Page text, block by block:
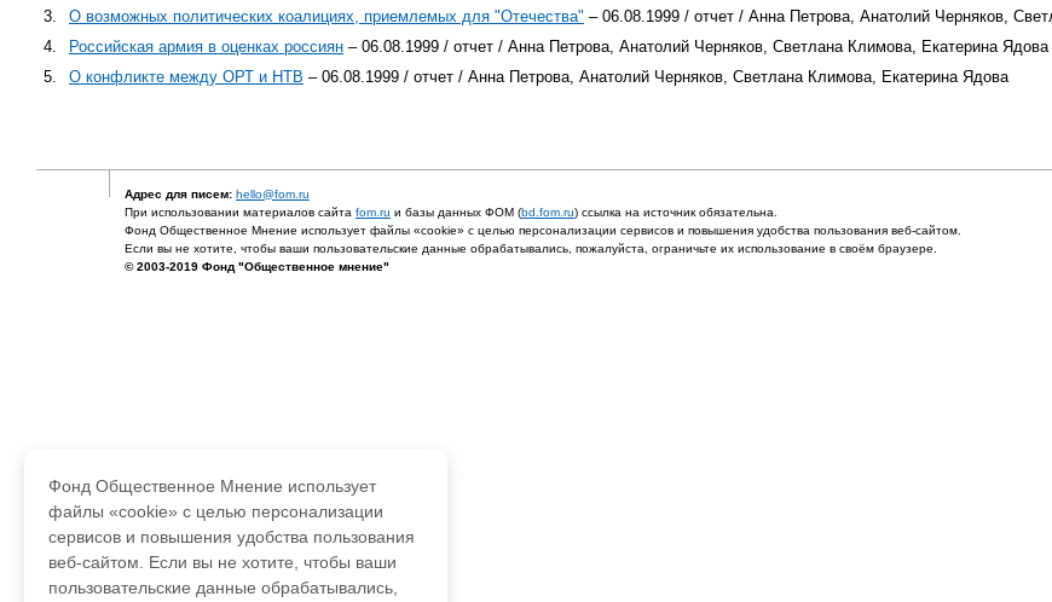
3.
О возможных политических коалициях, приемлемых для "Отечества" – 06.08.1999 / отчет / Анна Петрова, Анатолий Черняков,
4.
Российская армия в оценках россиян – 06.08.1999 / отчет / Анна Петрова, Анатолий Черняков, Светлана Климова, Екатерина Ядова
5.
О конфликте между ОРТ и НТВ – 06.08.1999 / отчет / Анна Петрова, Анатолий Черняков, Светлана Климова, Екатерина Ядова
Адрес для писем: hello@fom.ru
При использовании материалов сайта fom.ru и базы данных ФОМ (bd.fom.ru) ссылка на источник обязательна.
Фонд Общественное Мнение использует файлы «cookie» с целью персонализации сервисов и повышения удобства пользования веб-сайтом.
Если вы не хотите, чтобы ваши пользовательские данные обрабатывались, пожалуйста, ограничьте их использование в своём браузере.
© 2003-2019 Фонд "Общественное мнение"
Фонд Общественное Мнение использует
файлы «cookie» с целью персонализации
сервисов и повышения удобства пользования
веб-сайтом. Если вы не хотите, чтобы ваши
пользовательские данные обрабатывались,